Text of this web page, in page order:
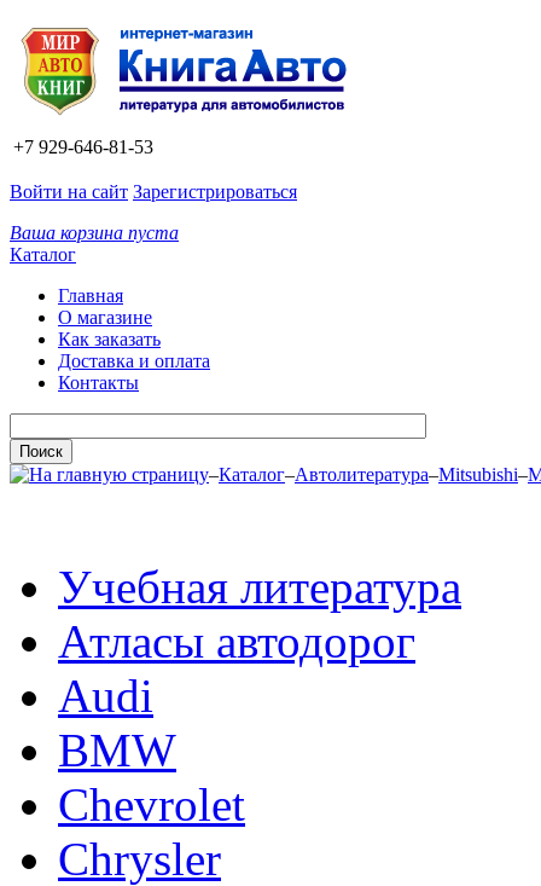
+7 929-646-81-53
Войти на сайт Зарегистрироваться
Ваша корзина пуста
Каталог
Главная
О магазине
Как заказать
Доставка и оплата
Контакты
–Каталог–Автолитература–Mitsubishi–
Учебная литература
Атласы автодорог
Audi
BMW
Chevrolet
Chrysler